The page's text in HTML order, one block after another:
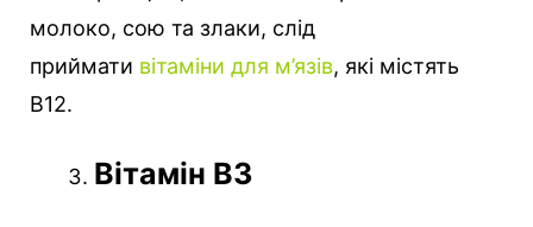
молоко, сою та злаки, слід
приймати вітаміни для м’язів, які містять
B12.
Вітамін В3